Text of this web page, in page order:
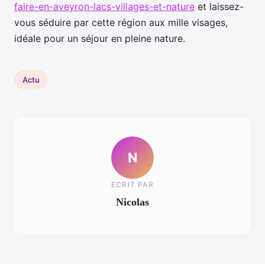
faire-en-aveyron-lacs-villages-et-nature et laissez-
vous séduire par cette région aux mille visages,
idéale pour un séjour en pleine nature.
Actu
N
ECRIT PAR
Nicolas